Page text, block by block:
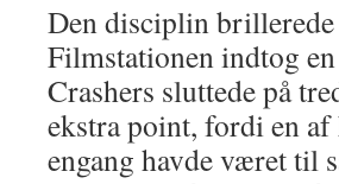
Den disciplin
Filmstationen indtog
Crashers sluttede på
ekstra point, fordi en af
engang havde været til